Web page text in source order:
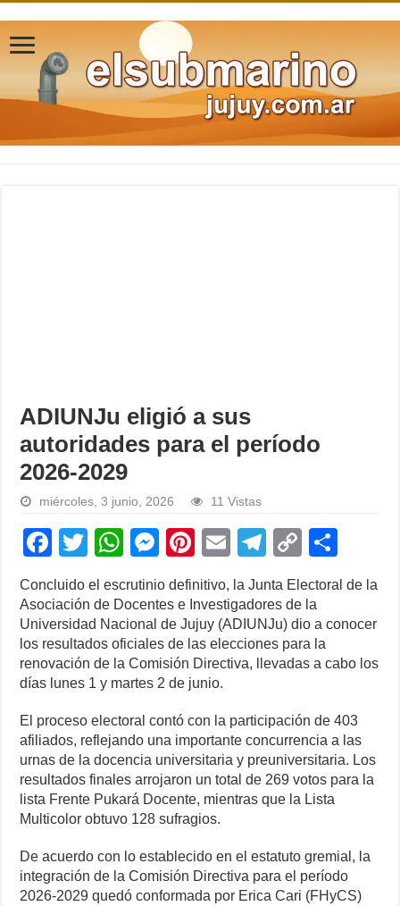
ADIUNJu eligió a sus
autoridades para el período
2026-2029
miércoles, 3 junio, 2026 11 Vistas
F
a
c
e
b
o
o
k
T
wi
tt
er
W
at
s
A
p
p
M
e
ss
e
n
g
er
Pi
nt
er
e
st
E
m
ail
T
el
e
gr
a
C
p
y
Li
k
h
ar
e
Concluido el escrutinio definitivo, la Junta Electoral de la
Asociación de Docentes e Investigadores de la
Universidad Nacional de Jujuy (ADIUNJu) dio a conocer
los resultados oficiales de las elecciones para la
renovación de la Comisión Directiva, llevadas a cabo los
días lunes 1 y martes 2 de junio.
El proceso electoral contó con la participación de 403
afiliados, reflejando una importante concurrencia a las
urnas de la docencia universitaria y preuniversitaria. Los
resultados finales arrojaron un total de 269 votos para la
lista Frente Pukará Docente, mientras que la Lista
Multicolor obtuvo 128 sufragios.
De acuerdo con lo establecido en el estatuto gremial, la
integración de la Comisión Directiva para el período
2026-2029 quedó conformada por Erica Cari (FHyCS)